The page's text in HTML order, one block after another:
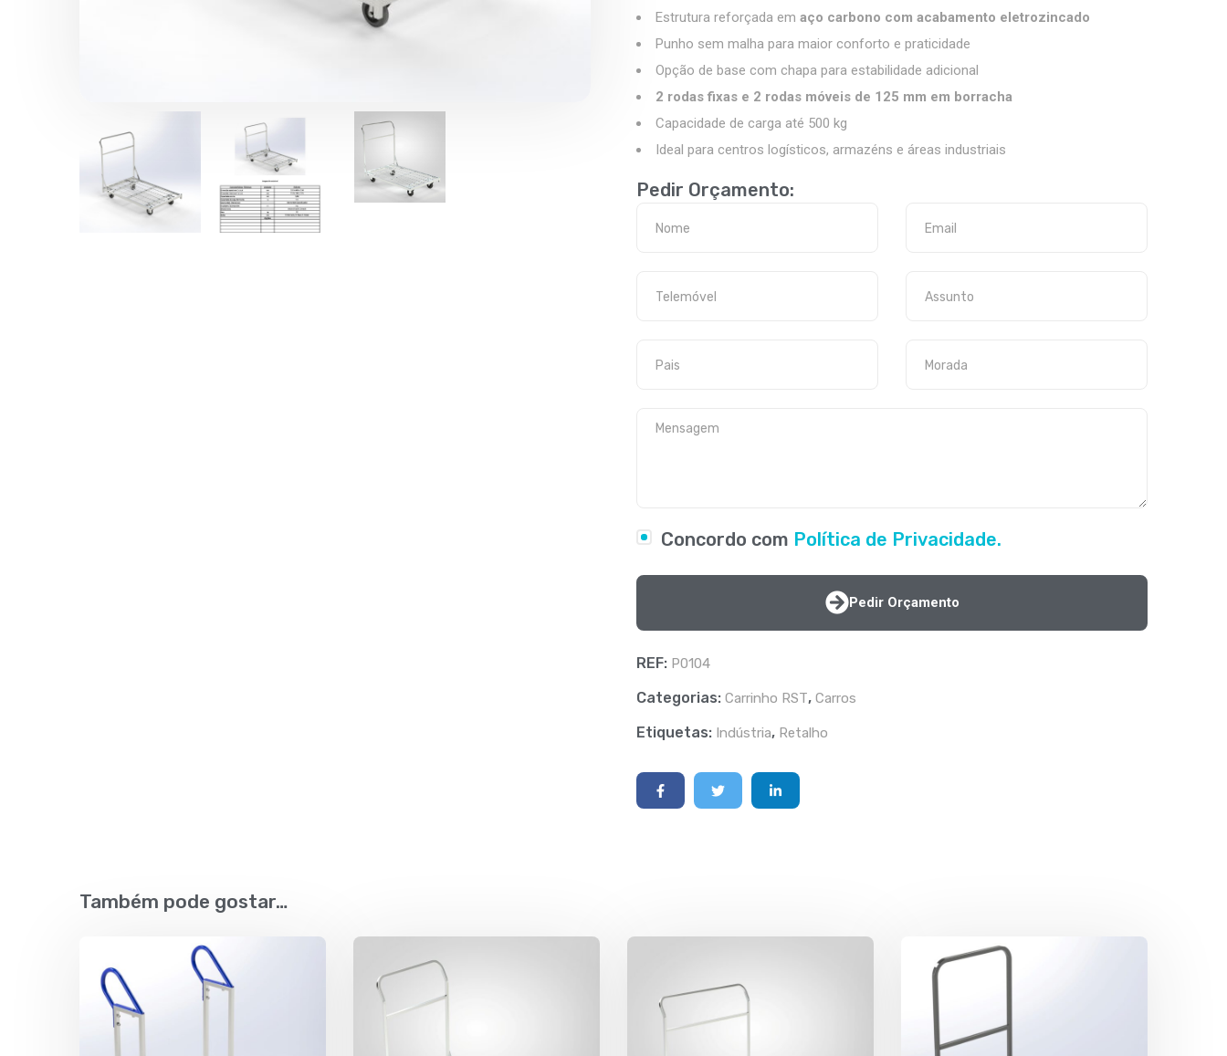
Estrutura reforçada em aço carbono com acabamento eletrozincado
Punho sem malha para maior conforto e praticidade
Opção de base com chapa para estabilidade adicional
2 rodas fixas e 2 rodas móveis de 125 mm em borracha
Capacidade de carga até 500 kg
Ideal para centros logísticos, armazéns e áreas industriais
Pedir Orçamento:
Concordo com Política de Privacidade.
Pedir Orçamento
REF: P0104
Categorias: Carrinho RST, Carros
Etiquetas: Indústria, Retalho
Também pode gostar…